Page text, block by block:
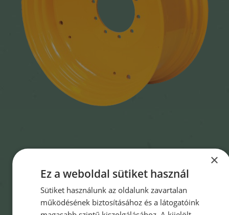
×
Ez a weboldal sütiket használ
Sütiket használunk az oldalunk zavartalan
működésének biztosításához és a látogatóink